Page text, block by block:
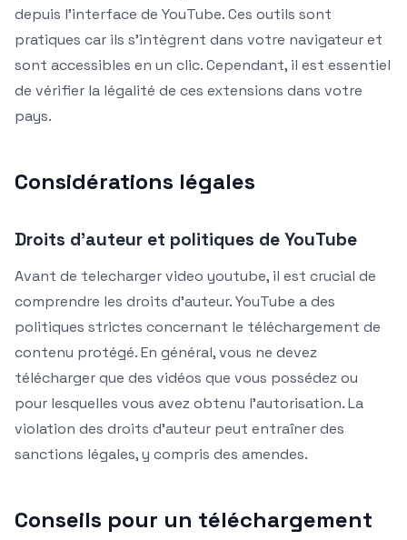
depuis l’interface de YouTube. Ces outils sont
pratiques car ils s’intègrent dans votre navigateur et
sont accessibles en un clic. Cependant, il est essentiel
de vérifier la légalité de ces extensions dans votre
pays.
Considérations légales
Droits d’auteur et politiques de YouTube
Avant de telecharger video youtube, il est crucial de
comprendre les droits d’auteur. YouTube a des
politiques strictes concernant le téléchargement de
contenu protégé. En général, vous ne devez
télécharger que des vidéos que vous possédez ou
pour lesquelles vous avez obtenu l’autorisation. La
violation des droits d’auteur peut entraîner des
sanctions légales, y compris des amendes.
Conseils pour un téléchargement